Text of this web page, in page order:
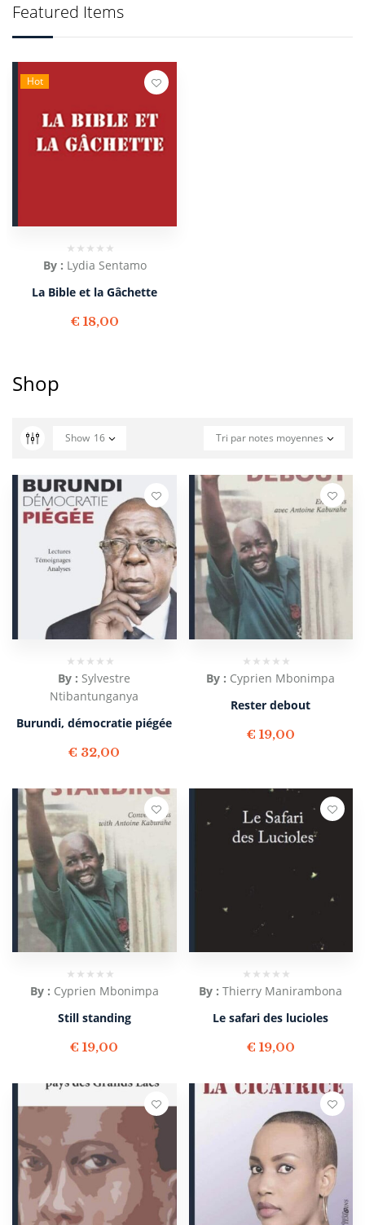
Featured Items
Hot
By : Lydia Sentamo
La Bible et la Gâchette
€ 18,00
Shop
Tri par notes moyennes
Show 16
By : Sylvestre
Ntibantunganya
Burundi, démocratie piégée
€ 32,00
By : Cyprien Mbonimpa
Rester debout
€ 19,00
By : Cyprien Mbonimpa
Still standing
€ 19,00
By :Thierry Manirambona
Le safari des lucioles
€ 19,00